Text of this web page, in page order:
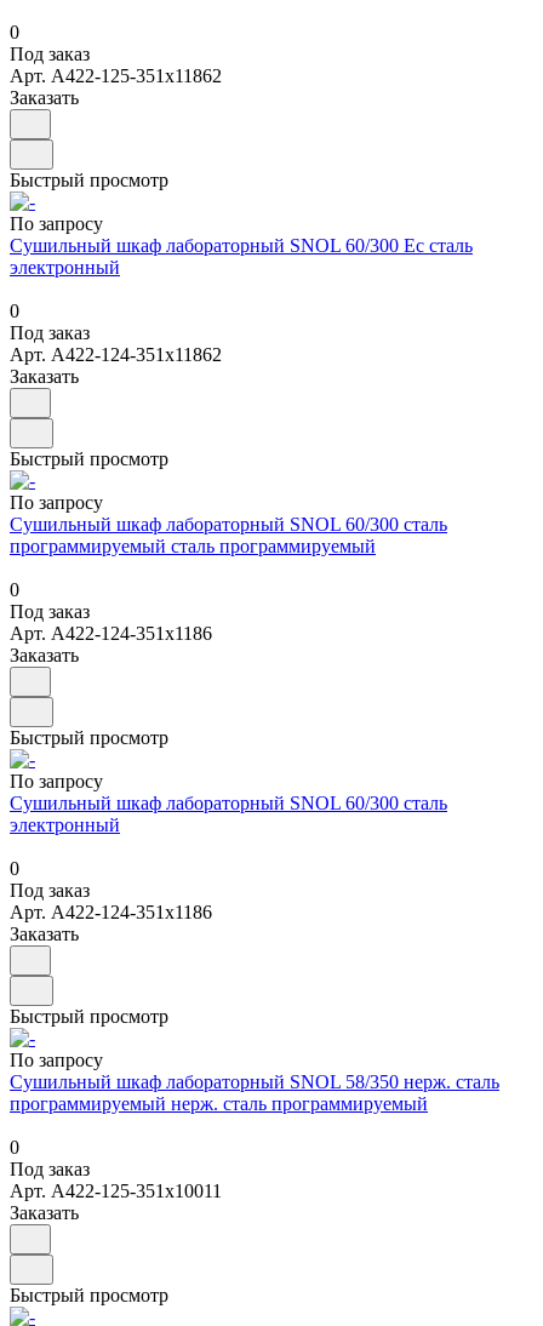
0
Под заказ
Арт. А422-125-351х11862
Заказать
Быстрый просмотр
По запросу
Сушильный шкаф лабораторный SNOL 60/300 Ес сталь
электронный
0
Под заказ
Арт. А422-124-351х11862
Заказать
Быстрый просмотр
По запросу
Сушильный шкаф лабораторный SNOL 60/300 сталь
программируемый сталь программируемый
0
Под заказ
Арт. А422-124-351х1186
Заказать
Быстрый просмотр
По запросу
Сушильный шкаф лабораторный SNOL 60/300 сталь
электронный
0
Под заказ
Арт. А422-124-351х1186
Заказать
Быстрый просмотр
По запросу
Сушильный шкаф лабораторный SNOL 58/350 нерж. сталь
программируемый нерж. сталь программируемый
0
Под заказ
Арт. А422-125-351х10011
Заказать
Быстрый просмотр